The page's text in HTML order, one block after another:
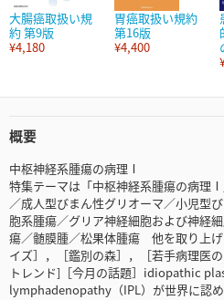
大腸癌取扱い規
約 第9版
¥4,180
胃癌取扱い規約
第16版
¥4,400
概要
中枢神経系腫瘍の病理Ⅰ
特集テーマは「中枢神経系腫瘍の病理
／成人型びまん性グリオーマ／小児型
胞系腫瘍／グリア神経細胞および神経
瘍／髄膜腫／松果体腫瘍 他を取り上
イズ］，［鑑別の森］，［若手病理医
トレンド]［今月の話題］idiopathic
lymphadenopathy（IPL）が世界に認め